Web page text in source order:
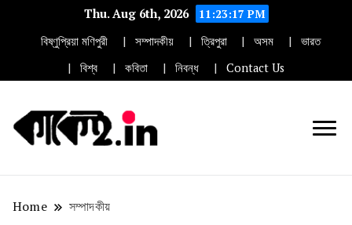
Thu. Aug 6th, 2026
11:23:17 PM
বিষ্ণুপ্রিয়া মণিপুরী
সম্পাদকীয় ত্রিপুরা অসম
ভারত
বিশ্ব
কবিতা নিবন্ধ Contact Us
India's most circulated
Home সম্পাদকীয়